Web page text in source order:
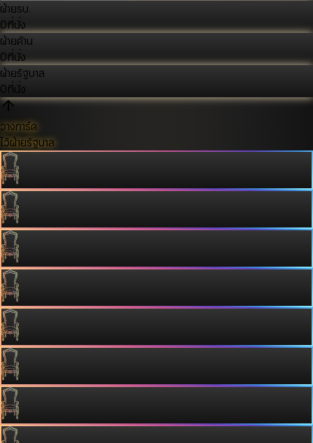
ฝ่ายรบ.
0ที่นั่ง
ฝ่ายค้าน
0ที่นั่ง
ฝ่ายรัฐบาล
0ที่นั่ง
วางการ์ด
ไว้ฝ่ายรัฐบาล